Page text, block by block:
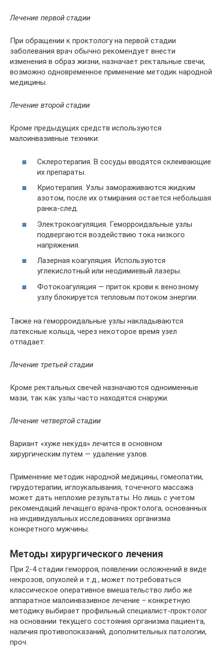
Лечение первой стадии
При обращении к проктологу на первой стадии
заболевания врач обычно рекомендует внести
изменения в образ жизни, назначает ректальные свечи,
возможно одновременное применение методик народной
медицины.
Лечение второй стадии
Кроме предыдущих средств используются
малоинвазивные техники:
Склеротерапия. В сосуды вводятся склеивающие
их препараты.
Криотерапия. Узлы замораживаются жидким
азотом, после их отмирания остается небольшая
ранка-след.
Электрокоагуляция. Геморроидальные узлы
подвергаются воздействию тока низкого
напряжения.
Лазерная коагуляция. Используются
углекислотный или неодимиевый лазеры.
Фотокоагуляция — приток крови к венозному
узлу блокируется тепловым потоком энергии.
Также на геморроидальные узлы накладываются
латексные кольца, через некоторое время узел
отпадает.
Лечение третьей стадии
Кроме ректальных свечей назначаются одноименные
мази, так как узлы часто находятся снаружи.
Лечение четвертой стадии
Вариант «хуже некуда» лечится в основном
хирургическим путем — удаление узлов.
Применение методик народной медицины, гомеопатии,
гирудотерапии, иглоукалывания, точечного массажа
может дать неплохие результаты. Но лишь с учетом
рекомендаций лечащего врача-проктолога, основанных
на индивидуальных исследованиях организма
конкретного мужчины.
Методы хирургического лечения
При 2-4 стадии геморроя, появлении осложнений в виде
некрозов, опухолей и т.д., может потребоваться
классическое оперативное вмешательство либо же
аппаратное малоинвазивное лечение – конкретную
методику выбирает профильный специалист-проктолог
на основании текущего состояния организма пациента,
наличия противопоказаний, дополнительных патологии,
проч.